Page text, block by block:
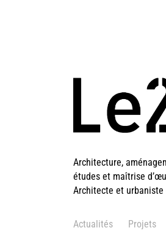
Architecture,
études et maîtrise
Architecte et urbaniste
Actualités Projets